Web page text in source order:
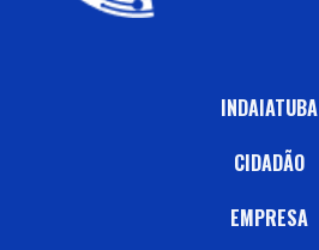
INDAIATUBA
CIDADÃO
EMPRESA